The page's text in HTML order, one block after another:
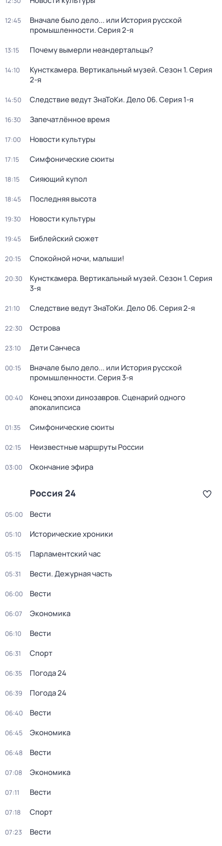
12:45
Вначале было дело... или История русской
промышленности. Серия 2-я
13:15 Почему вымерли неандертальцы?
14:10 Кунсткамера. Вертикальный музей. Сезон 1. Серия
2-я
14:50 Следствие ведут ЗнаТоКи. Дело 06. Серия 1-я
16:30 Запечатлённое время
17:00 Новости культуры
17:15 Симфонические сюиты
18:15 Сияющий купол
18:45 Последняя высота
19:30 Новости культуры
19:45 Библейский сюжет
20:15 Спокойной ночи, малыши!
20:30 Кунсткамера. Вертикальный музей. Сезон 1. Серия
3-я
21:10 Следствие ведут ЗнаТоКи. Дело 06. Серия 2-я
22:30 Острова
23:10 Дети Санчеса
00:15
Вначале было дело... или История русской
промышленности. Серия 3-я
00:40
Конец эпохи динозавров. Сценарий одного
апокалипсиса
01:35 Симфонические сюиты
02:15 Неизвестные маршруты России
03:00 Окончание эфира
Россия 24
05:00 Вести
05:10 Исторические хроники
05:15 Парламентский час
05:31 Вести. Дежурная часть
06:00 Вести
06:07 Экономика
06:10 Вести
06:31 Спорт
06:35 Погода 24
06:39 Погода 24
06:40 Вести
06:45 Экономика
06:48 Вести
07:08 Экономика
07:11 Вести
07:18 Спорт
07:23 Вести